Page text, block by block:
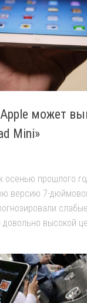
может
Mini»
осенью прошлого
версию 7-
довольно высокой